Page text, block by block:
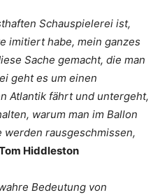
Schauspielerei ist,
imitiert habe, mein ganzes
Sache gemacht, die man
geht es um einen
Atlantik fährt und untergeht,
warum man im Ballon
rausgeschmissen,
Hiddleston
Bedeutung von